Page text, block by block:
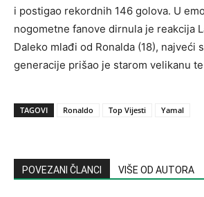
i postigao rekordnih 146 golova. U
nogometne fanove dirnula je reakcija
Daleko mlađi od Ronalda (18), najveći
generacije prišao je starom velikanu
TAGOVI Ronaldo Top Vijesti Yamal
POVEZANI ČLANCI VIŠE OD AUTORA